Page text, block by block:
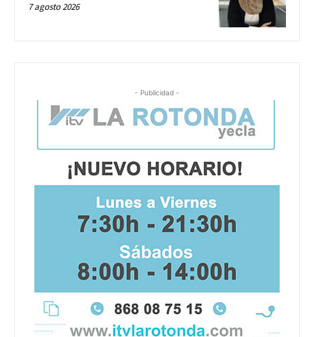
7 agosto 2026
- Publicidad -